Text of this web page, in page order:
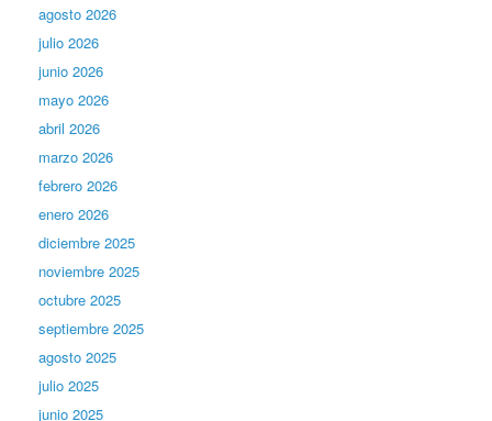
agosto 2026
julio 2026
junio 2026
mayo 2026
abril 2026
marzo 2026
febrero 2026
enero 2026
diciembre 2025
noviembre 2025
octubre 2025
septiembre 2025
agosto 2025
julio 2025
junio 2025